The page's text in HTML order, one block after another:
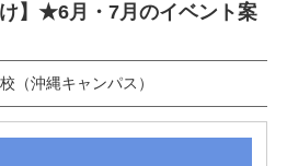
け】★6月・7月のイベント案
（沖縄キャンパス）